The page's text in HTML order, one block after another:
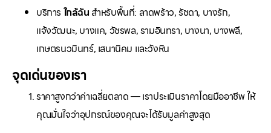
บริการ ใกล้ฉัน สำหรับพื้นที่: ลาดพร้าว, รัชดา, บางรัก,
แจ้งวัฒนะ, บางแค, วัชรพล, รามอินทรา, บางนา, บางพลี,
เกษตรนวมินทร์, เสนานิคม และวังหิน
จุดเด่นของเรา
ราคาสูงกว่าค่าเฉลี่ยตลาด — เราประเมินราคาโดยมืออาชีพ ให้
คุณมั่นใจว่าอุปกรณ์ของคุณจะได้รับมูลค่าสูงสุด